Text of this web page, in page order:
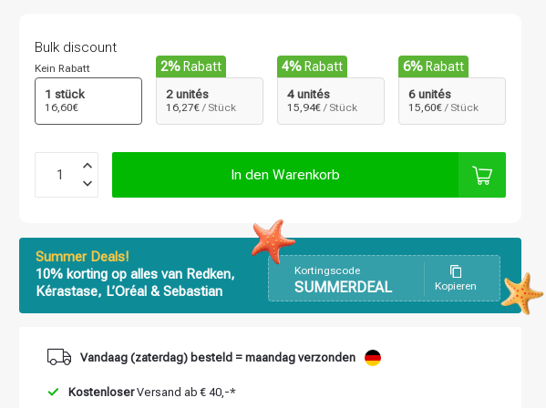
Bulk discount
Kein Rabatt
1 stück
16,60€
2% Rabatt
2 unités
16,27€ / Stück
4% Rabatt
4 unités
15,94€ / Stück
6% Rabatt
6 unités
15,60€ / Stück
In den Warenkorb
Summer Deals!
10% korting op alles van Redken,
Kérastase, L’Oréal & Sebastian
Kortingscode
SUMMERDEAL Kopieren
Vandaag (zaterdag) besteld = maandag verzonden
KostenloserVersand ab € 40,-*